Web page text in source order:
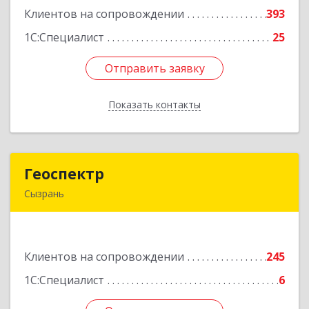
Клиентов на сопровождении
393
1С:Специалист
25
Отправить заявку
Показать контакты
Подробнее
Отправить заявку
Назад
Геоспектр
Сызрань
Клиентов на сопровождении
245
1С:Специалист
6
Подробнее